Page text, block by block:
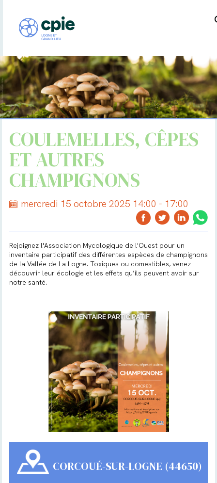
COULEMELLES, CÊPES
ET AUTRES
CHAMPIGNONS
mercredi 15 octobre 2025 14:00 - 17:00
Rejoignez l'Association Mycologique de l'Ouest pour un
inventaire participatif des différentes espèces de champignons
de la Vallée de La Logne. Toxiques ou comestibles, venez
découvrir leur écologie et les effets qu’ils peuvent avoir sur
notre santé.
CORCOUÉ-SUR-LOGNE (44650)